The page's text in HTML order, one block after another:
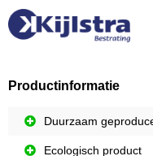
Productinformatie
Duurzaam
Ecologisch product